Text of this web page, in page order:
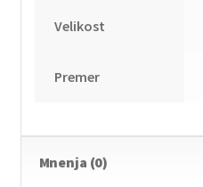
Velikost
Premer
Mnenja (0)